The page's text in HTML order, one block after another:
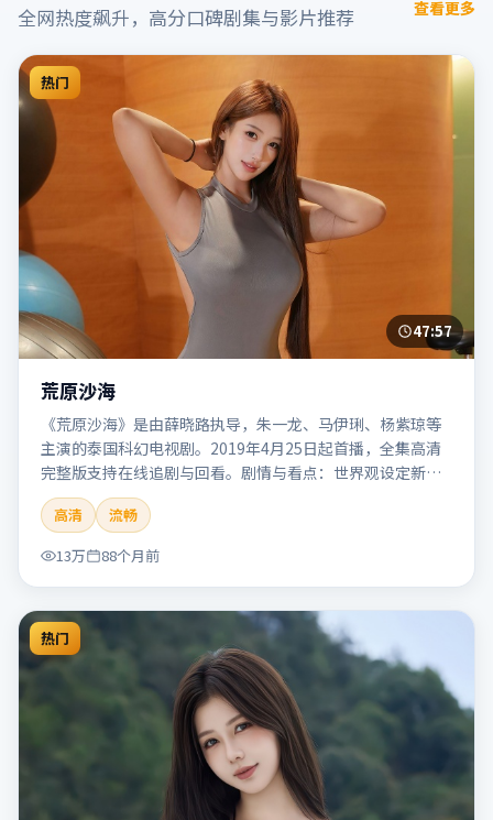
全网热度飙升，高分口碑剧集与影片推荐 查看更多
热门
47:57
荒原沙海
《荒原沙海》是由薛晓路执导，朱一龙、马伊琍、杨紫琼等
主演的泰国科幻电视剧。2019年4月25日起首播，全集高清
完整版支持在线追剧与回看。剧情与看点：世界观设定新
颖，视觉奇观与哲思并存，探讨科技与人性的边界。本片适
合检索「荒原沙海」「薛晓路」「科幻」「泰国」「2019」
「2019-04-25上映」等关键词的影迷阅读简介与主创信息。
高清
流畅
13万
88个月前
热门